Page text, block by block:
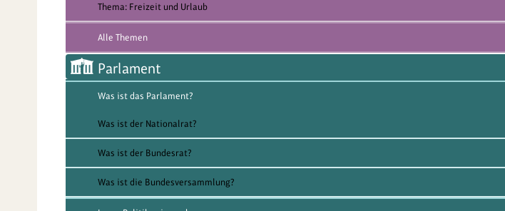
Thema: Freizeit und Urlaub
Alle Themen
Parlament
Was ist das Parlament?
Was ist der Nationalrat?
Was ist der Bundesrat?
Was ist die Bundesversammlung?